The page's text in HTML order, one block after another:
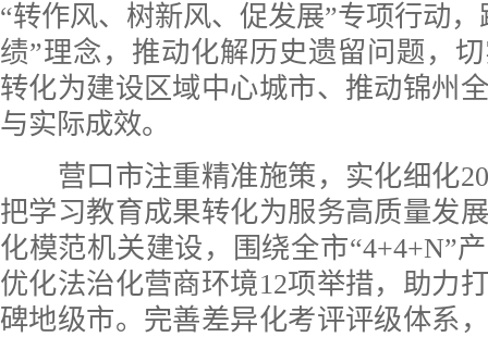
“转作风、树新风、促发展”专项行动
绩”理念，推动化解历史遗留问题，
转化为建设区域中心城市、推动锦州
与实际成效。
营口市注重精准施策，实化细化20
把学习教育成果转化为服务高质量发
化模范机关建设，围绕全市“4+4+N”
优化法治化营商环境12项举措，助力
碑地级市。完善差异化考评评级体系